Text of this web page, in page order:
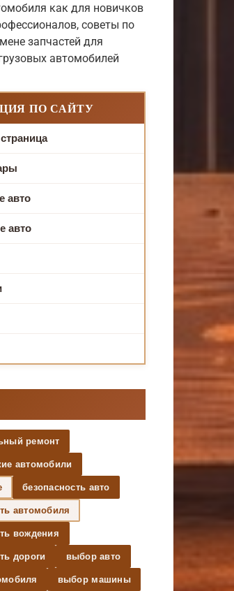
как для новичков
советы по
запчастей для
автомобилей
ПО САЙТУ
авто
авто
ремонт
автомобили
безопасность авто
автомобиля
вождения
дороги выбор авто
выбор машины